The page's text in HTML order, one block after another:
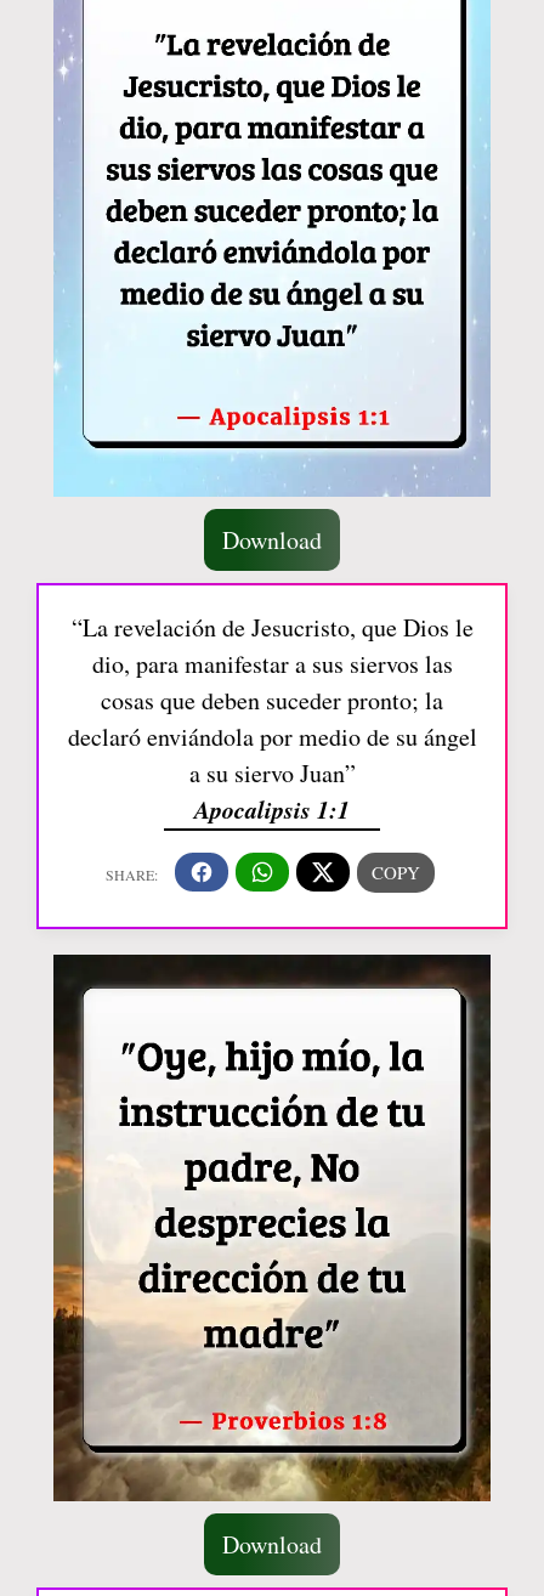
Download
“La revelación de Jesucristo, que Dios le
dio, para manifestar a sus siervos las
cosas que deben suceder pronto; la
declaró enviándola por medio de su ángel
a su siervo Juan”
Apocalipsis 1:1
Download